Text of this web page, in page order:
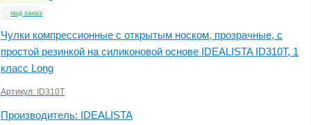
под заказ
Чулки компрессионные с открытым носком, прозрачные, с
простой резинкой на силиконовой основе IDEALISTA ID310T, 1
класс Long
Артикул: ID310T
Производитель: IDEALISTA